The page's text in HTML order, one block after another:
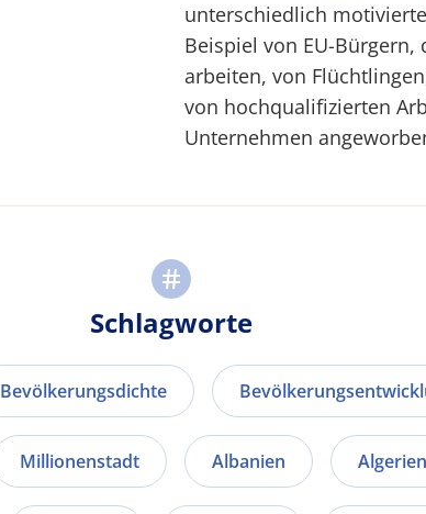
unterschiedlich
Beispiel von EU-Bürgern,
arbeiten, von
von hochqualifizierten
Unternehmen
Schlagworte
Bevölkerungsdichte
Millionenstadt Albanien Algerien